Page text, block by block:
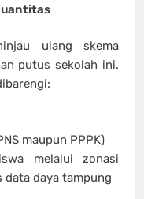
ulang skema
putus sekolah ini.
maupun PPPK)
melalui zonasi
data daya tampung